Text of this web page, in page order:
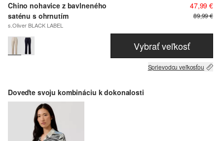
Chino nohavice z bavlneného
saténu s ohrnutím
s.Oliver BLACK LABEL
47,99 €
89,99 €
Vybrať veľkosť
Sprievodcu veľkosťou
Doveďte svoju kombináciu k dokonalosti